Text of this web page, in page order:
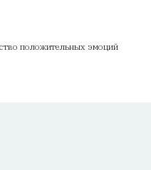
положительных эмоций